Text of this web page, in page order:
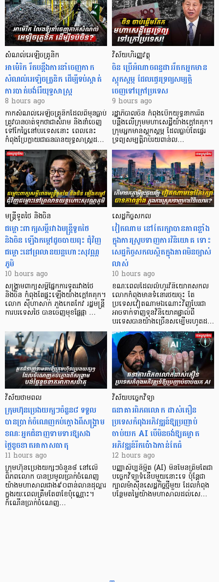
សំណល់អេឡិចត្រូនិក
អាម៉េរិក រឹតបន្តឹងការនាំចេញកាក
សំណល់អេឡិចត្រូនិក ដើម្បីទប់ស្កាត់
ការបាត់បង់រ៉ែយុទ្ធសាស្ត្រ
8 hours ago
កាក​សំណល់​អេឡិច​ត្រូនិកដែល​ពីមុនធ្លាប់​
ត្រូវបានចាត់ទុកថាជាសំរាម និងនាំចេញ
ទៅកែច្នៃនៅបរទេស​នោះ ពេលនេះ
កំពុងប្រែក្លាយជាធនធានយុទ្ធសាស្ត្រដ…
វិស័យហិរញ្ញវត្ថុ
ចិន ប្រើ​អំណាចពន្ធដាររឹតកអ្នកមាន
ស្ដុកស្ដម្ភ ដែលផ្ទេរទ្រព្យសម្បត្តិ
ចេញទៅក្រៅប្រទេស
9 hours ago
រដ្ឋាភិបាលចិន កំពុងបើកយុទ្ធនាការរឹត
បន្តឹងលើក្រុមមហាសេដ្ឋី​យ៉ាង​ក្ដៅគគុក។
​ក្រុមអ្នកមានស្ដុកស្ដម្ភ ដែល​ធ្លាប់​តែផ្ទេរ
ទ្រព្យសម្បត្តិរាប់រយពាន់ល…
មន្ត្រីទូតថៃ និងចិន
ជម្លោះពាក្យសម្តីរវាងមន្ត្រីទូតថៃ
និងចិន ឡើងកម្ដៅដូចបាយពុះ ជុំវិញ
ជម្លោះនៅព្រលានយន្តហោះសុវណ្ណ
ភូមិ
10 hours ago
សង្គ្រាមពាក្យសម្តីផ្នែកការទូតរវាងថៃ
និងចិន កំពុងតែផ្ទុះឡើងយ៉ាងក្តៅគគុក។
លោក ស៊ីហាសាក់ ភួងកេតកែវ រដ្ឋមន្ត្រី
ការបរទេសថៃ បានចេញមុខផ្លែផ្កា …
សេដ្ឋកិច្ចសកល
វៀតណាម នៅតែរក្សាបានភាពខ្លាំង
ក្នុងការស្រូបទាញការវិនិយោគ​ ទោះ
សេដ្ឋកិច្ចសកលស្ថិតក្នុងភាពមិនច្បាស់
លាស់
10 hours ago
ខណៈពេលដែលលំហូរវិនិយោគសកល
លោកកំពុងមានទំនោរថយចុះ តែ
ប្រទេសវៀតណាមឯណោះវិញបែរជា
អាចទាក់ទាញទុនវិនិយោគផ្ទាល់ពី
បរទេសបានយ៉ាងច្រើនសម្បើមរហូតដ…
វិស័យថាមពល
ក្រុមហ៊ុនប្រេងយក្សៗចំនួន៨ ទទួល
បានប្រាក់ចំណេញកប់ក្តោងពីសង្គ្រាម
ខណៈអ្នកជំនាញទាមទារឱ្យសង
ថ្លៃខូចខាតអាកាសធាតុ
11 hours ago
ក្រុមហ៊ុនប្រេងយក្សៗចំនួន៨ នៅលើ
ពិភពលោក បានប្រមូលប្រាក់ចំណេញ
យ៉ាងមហាសាលជាង៩០ពាន់លានដុល្លារ
ក្នុងរយៈពេលត្រឹមតែ៣ខែប៉ុណ្ណោះ។
កំណើនប្រាក់ចំណេញ…
វិស័យបច្ចេកវិទ្យា
ធនាគារពិភពលោក ដាស់តឿន
ប្រទេសកំពុងអភិវឌ្ឍន៍ឱ្យប្រញាប់
ចាប់យក AI បើមិនចង់ឱ្យគម្លាត
អភិវឌ្ឍន៍រីកប៉ោងកាន់តែធំ
12 hours ago
បញ្ញាសិប្បនិម្មិត (AI) មិនមែនត្រឹមតែជា
បច្ចេកវិទ្យាទំនើបមួយនោះទេ ប៉ុន្តែជា
ក្បាលម៉ាស៊ីនសេដ្ឋកិច្ចថ្មីមួយ ដែលកំពុង
បន្ថែមតម្លៃយ៉ាងមហាសាលដល់សេ…